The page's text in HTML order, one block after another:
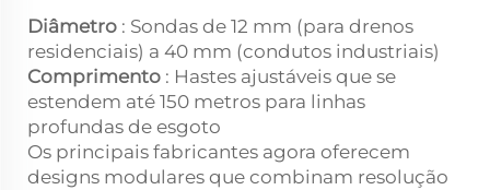
Diâmetro : Sondas de 12 mm (para drenos
residenciais) a 40 mm (condutos industriais)
Comprimento : Hastes ajustáveis que se
estendem até 150 metros para linhas
profundas de esgoto
Os principais fabricantes agora oferecem
designs modulares que combinam resolução